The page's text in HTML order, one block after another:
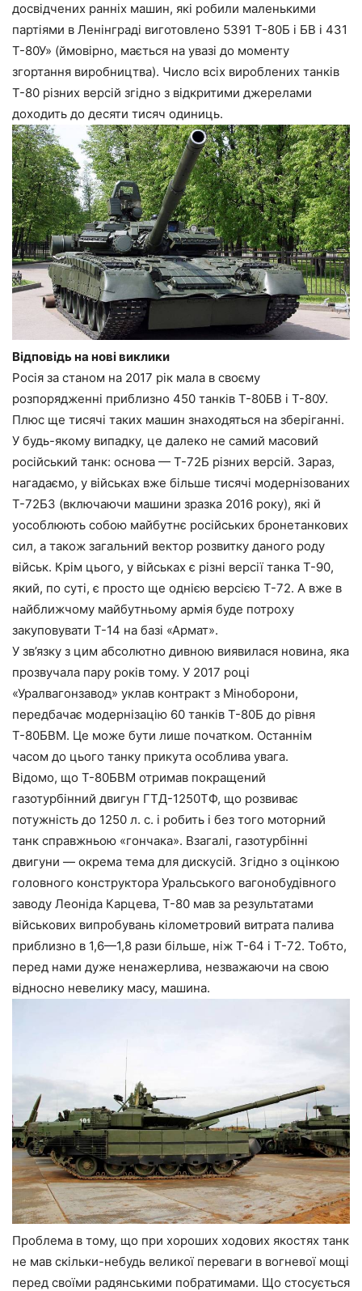
досвідчених ранніх машин, які робили маленькими
партіями в Ленінграді виготовлено 5391 Т-80Б і БВ і 431
Т-80У» (ймовірно, мається на увазі до моменту
згортання виробництва). Число всіх вироблених танків
Т-80 різних версій згідно з відкритими джерелами
доходить до десяти тисяч одиниць.
Відповідь на нові виклики
Росія за станом на 2017 рік мала в своєму
розпорядженні приблизно 450 танків Т-80БВ і Т-80У.
Плюс ще тисячі таких машин знаходяться на зберіганні.
У будь-якому випадку, це далеко не самий масовий
російський танк: основа — Т-72Б різних версій. Зараз,
нагадаємо, у військах вже більше тисячі модернізованих
Т-72Б3 (включаючи машини зразка 2016 року), які й
уособлюють собою майбутнє російських бронетанкових
сил, а також загальний вектор розвитку даного роду
військ. Крім цього, у військах є різні версії танка Т-90,
який, по суті, є просто ще однією версією Т-72. А вже в
найближчому майбутньому армія буде потроху
закуповувати Т-14 на базі «Армат».
У зв’язку з цим абсолютно дивною виявилася новина, яка
прозвучала пару років тому. У 2017 році
«Уралвагонзавод» уклав контракт з Міноборони,
передбачає модернізацію 60 танків Т-80Б до рівня
Т-80БВМ. Це може бути лише початком. Останнім
часом до цього танку прикута особлива увага.
Відомо, що Т-80БВМ отримав покращений
газотурбінний двигун ГТД-1250ТФ, що розвиває
потужність до 1250 л. с. і робить і без того моторний
танк справжньою «гончака». Взагалі, газотурбінні
двигуни — окрема тема для дискусій. Згідно з оцінкою
головного конструктора Уральського вагонобудівного
заводу Леоніда Карцева, Т-80 мав за результатами
військових випробувань кілометровий витрата палива
приблизно в 1,6—1,8 рази більше, ніж Т-64 і Т-72. Тобто,
перед нами дуже ненажерлива, незважаючи на свою
відносно невелику масу, машина.
Проблема в тому, що при хороших ходових якостях танк
не мав скільки-небудь великої переваги в вогневої мощі
перед своїми радянськими побратимами. Що стосується